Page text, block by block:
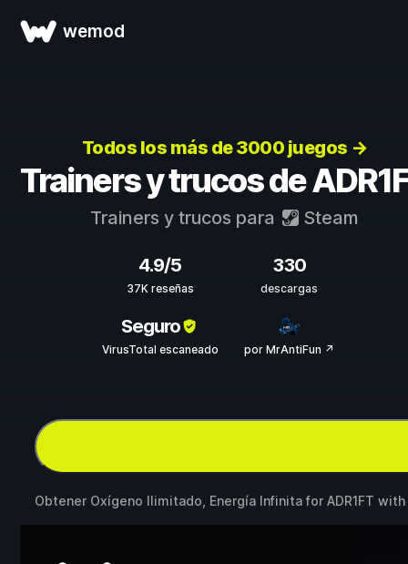
wemod
Todos los más de 3000 juegos →
Trainers y trucos de
Trainers y trucos para Steam
4.9/5
37K reseñas
330
descargas
Seguro
VirusTotal escaneado por MrAntiFun ↗
Obtener Oxígeno Ilimitado, Energía Infinita for ADR1FT with